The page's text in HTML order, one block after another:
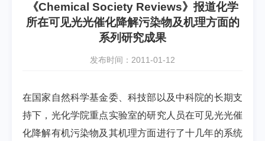
《Chemical Society Reviews》报道化学
所在可见光光催化降解污染物及机理方面的
系列研究成果
发布时间：2011-01-12
在国家自然科学基金委、科技部以及中科院的长期支
持下，光化学院重点实验室的研究人员在可见光光催
化降解有机污染物及其机理方面进行了十几年的系统